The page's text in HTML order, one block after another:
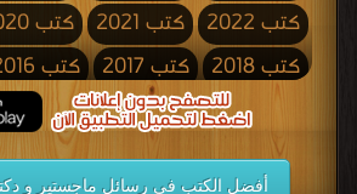
كتب 2022
كتب 2021 كتب 2020
كتب 2018
كتب 2017 كتب 2016
كتب 2013 كتب 2012
كتب 2010
كتب 2009 كتب 2008
أفضل الكتب في رسائل ماجستير و